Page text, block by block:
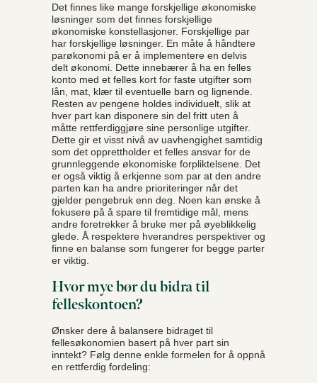
Det finnes like mange forskjellige økonomiske
løsninger som det finnes forskjellige
økonomiske konstellasjoner. Forskjellige par
har forskjellige løsninger. En måte å håndtere
parøkonomi på er å implementere en delvis
delt økonomi. Dette innebærer å ha en felles
konto med et felles kort for faste utgifter som
lån, mat, klær til eventuelle barn og lignende.
Resten av pengene holdes individuelt, slik at
hver part kan disponere sin del fritt uten å
måtte rettferdiggjøre sine personlige utgifter.
Dette gir et visst nivå av uavhengighet samtidig
som det opprettholder et felles ansvar for de
grunnleggende økonomiske forpliktelsene. Det
er også viktig å erkjenne som par at den andre
parten kan ha andre prioriteringer når det
gjelder pengebruk enn deg. Noen kan ønske å
fokusere på å spare til fremtidige mål, mens
andre foretrekker å bruke mer på øyeblikkelig
glede. Å respektere hverandres perspektiver og
finne en balanse som fungerer for begge parter
er viktig.
Hvor mye bør du bidra til
felleskontoen?
Ønsker dere å balansere bidraget til
fellesøkonomien basert på hver part sin
inntekt? Følg denne enkle formelen for å oppnå
en rettferdig fordeling: